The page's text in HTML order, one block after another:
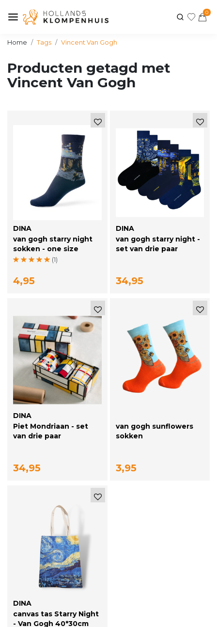
0
Home Tags Vincent Van Gogh
Producten getagd met
Vincent Van Gogh
DINA
van gogh starry night
sokken - one size
(1)
4,95
DINA
van gogh starry night -
set van drie paar
34,95
DINA
Piet Mondriaan - set
van drie paar
34,95
van gogh sunflowers
sokken
3,95
DINA
canvas tas Starry Night
- Van Gogh 40*30cm